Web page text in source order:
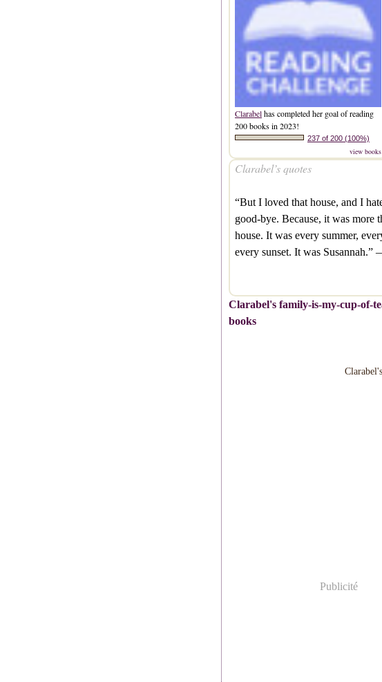
Clarabelhas completed her goal of reading
200 books in 2023!
237 of 200 (100%)
view books
Clarabel’s quotes
“But I loved that house, and I
good-bye. Because, it was more
house. It was every summer,
every sunset. It was Susannah.”
Clarabel's family-is-my-cup-of-
books
Publicité